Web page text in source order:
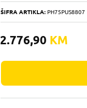
ŠIFRA ARTIKLA: PH75PUS8807
2.776,90 KM